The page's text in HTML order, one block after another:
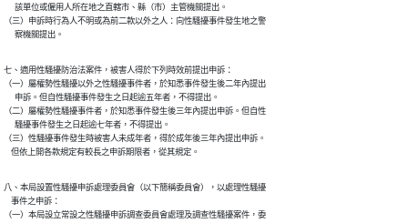
      該單位或僱用人所在地之直轄市、縣（市）主管機關提出。
（三）申訴時行為人不明或為前二款以外之人：向性騷擾事件發生地之警
      察機關提出。
七、適用性騷擾防治法案件，被害人得於下列時效前提出申訴：
（一）屬權勢性騷擾以外之性騷擾事件者，於知悉事件發生後二年內提出
      申訴。但自性騷擾事件發生之日起逾五年者，不得提出。
（二）屬權勢性騷擾事件者，於知悉事件發生後三年內提出申訴。但自性
      騷擾事件發生之日起逾七年者，不得提出。
（三）性騷擾事件發生時被害人未成年者，得於成年後三年內提出申訴。
    但依上開各款規定有較長之申訴期限者，從其規定。
八、本局設置性騷擾申訴處理委員會（以下簡稱委員會），以處理性騷擾
    事件之申訴：
（一）本局設立常設之性騷擾申訴調查委員會處理及調查性騷擾案件，委